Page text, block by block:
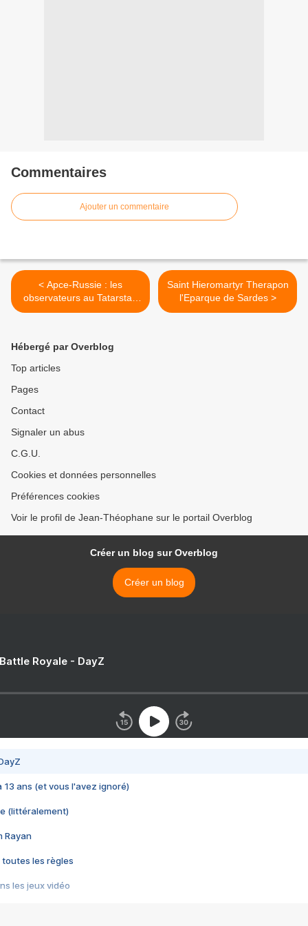
Commentaires
Ajouter un commentaire
< Apce-Russie : les
observateurs au Tatarstan
en novembre
Saint Hieromartyr Therapon
l'Eparque de Sardes >
Hébergé par Overblog
Top articles
Pages
Contact
Signaler un abus
C.G.U.
Cookies et données personnelles
Préférences cookies
Voir le profil de Jean-Théophane sur le portail Overblog
Créer un blog sur Overblog
Créer un blog
Royale - DayZ
13 ans (et vous l'avez ignoré)
(littéralement)
Rayan
toutes les règles
les jeux vidéo